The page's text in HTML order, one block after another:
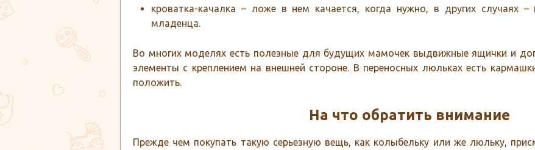
кроватка-качалка – ложе в нем качается, когда нужно, в других случаях –
младенца.
Во многих моделях есть полезные для будущих мамочек выдвижные ящички и
элементы с креплением на внешней стороне. В переносных люльках есть
положить.
На что обратить внимание
Прежде чем покупать такую серьезную вещь, как колыбельку или же люльку,